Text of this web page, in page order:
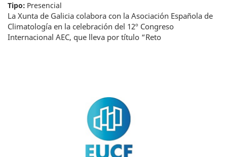
Tipo: Presencial
La Xunta de Galicia colabora con la Asociación Española de
Climatología en la celebración del 12º Congreso
Internacional AEC, que lleva por título “Reto
La iniciativa de ayudas ‘European City Facility’ organiza un webinar el 5 mayo